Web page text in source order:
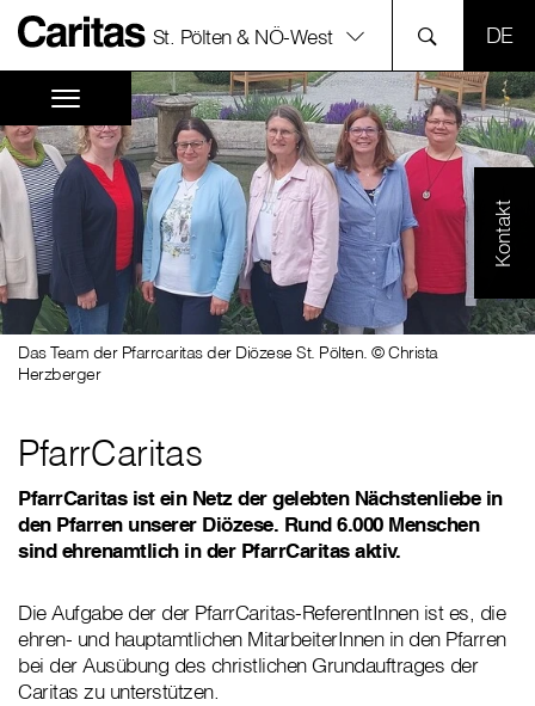
St. Pölten & NÖ-West
Kontakt
Das Team der Pfarrcaritas der Diözese St. Pölten. © Christa
Herzberger
PfarrCaritas
PfarrCaritas ist ein Netz der gelebten Nächstenliebe in
den Pfarren unserer Diözese. Rund 6.000 Menschen
sind ehrenamtlich in der PfarrCaritas aktiv.
Die Aufgabe der der PfarrCaritas-ReferentInnen ist es, die
ehren- und hauptamtlichen MitarbeiterInnen in den Pfarren
bei der Ausübung des christlichen Grundauftrages der
Caritas zu unterstützen.